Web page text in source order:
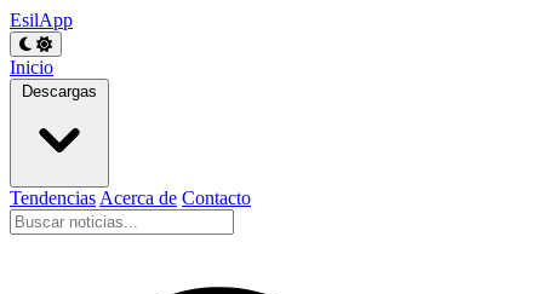
EsilApp
Inicio
Descargas
Tendencias Acerca de Contacto